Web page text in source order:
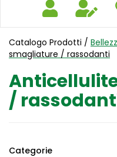
Catalogo Prodotti /
smagliature / rassodanti
/
Categorie